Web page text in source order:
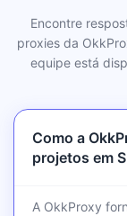
Encontre
proxies da
equipe está
Como a
projetos em
A OkkProxy